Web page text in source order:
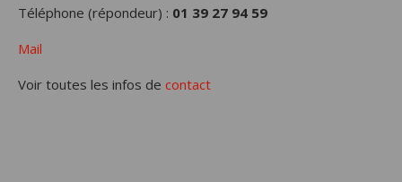
Téléphone (répondeur) : 01 39 27 94 59
Mail
Voir toutes les infos de contact